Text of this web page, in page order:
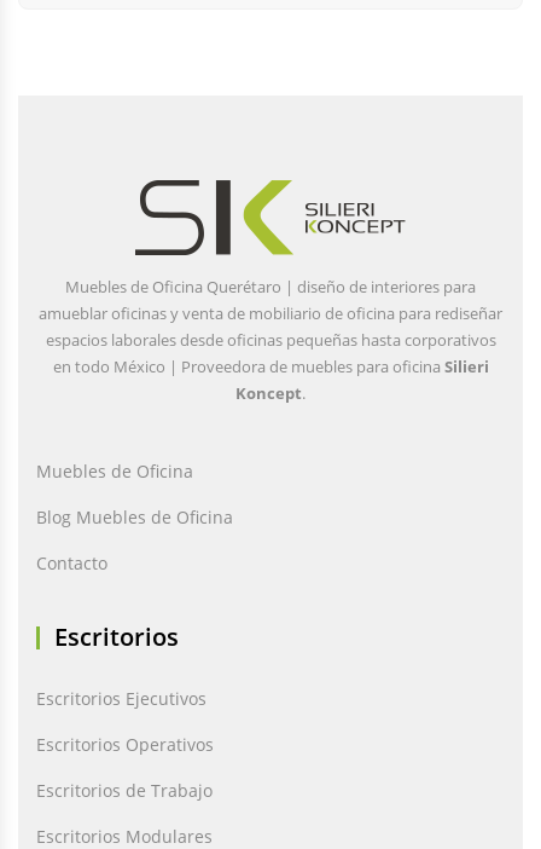
Muebles de Oficina Querétaro | diseño de interiores para
amueblar oficinas y venta de mobiliario de oficina para rediseñar
espacios laborales desde oficinas pequeñas hasta corporativos
en todo México | Proveedora de muebles para oficina Silieri
Koncept.
Muebles de Oficina
Blog Muebles de Oficina
Contacto
Escritorios
Escritorios Ejecutivos
Escritorios Operativos
Escritorios de Trabajo
Escritorios Modulares